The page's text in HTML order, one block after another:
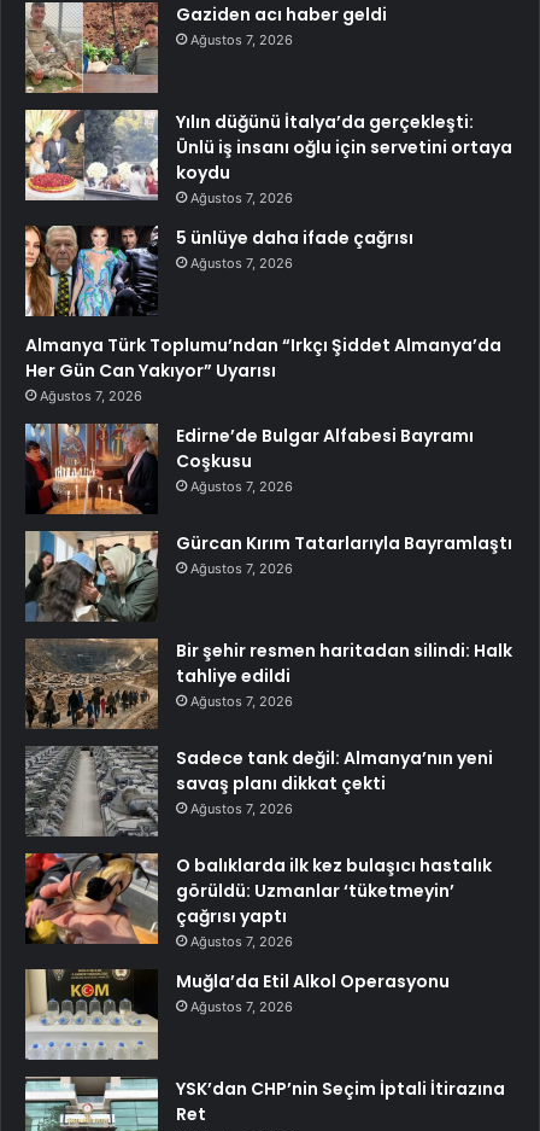
Gaziden acı haber geldi
Ağustos 7, 2026
Yılın düğünü İtalya’da gerçekleşti:
Ünlü iş insanı oğlu için servetini ortaya
koydu
Ağustos 7, 2026
5 ünlüye daha ifade çağrısı
Ağustos 7, 2026
Almanya Türk Toplumu’ndan “Irkçı Şiddet Almanya’da
Her Gün Can Yakıyor” Uyarısı
Ağustos 7, 2026
Edirne’de Bulgar Alfabesi Bayramı
Coşkusu
Ağustos 7, 2026
Gürcan Kırım Tatarlarıyla Bayramlaştı
Ağustos 7, 2026
Bir şehir resmen haritadan silindi: Halk
tahliye edildi
Ağustos 7, 2026
Sadece tank değil: Almanya’nın yeni
savaş planı dikkat çekti
Ağustos 7, 2026
O balıklarda ilk kez bulaşıcı hastalık
görüldü: Uzmanlar ‘tüketmeyin’
çağrısı yaptı
Ağustos 7, 2026
Muğla’da Etil Alkol Operasyonu
Ağustos 7, 2026
YSK’dan CHP’nin Seçim İptali İtirazına
Ret